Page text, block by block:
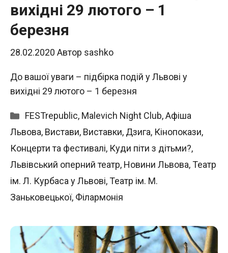
вихідні 29 лютого – 1
березня
28.02.2020 Автор sashko
До вашої уваги – підбірка подій у Львові у
вихідні 29 лютого – 1 березня
Категорії
FESTrepublic, Malevich Night Club,Афіша
Львова, Вистави, Виставки, Дзига, Кінопокази,
Концерти та фестивалі, Куди піти з дітьми?,
Львівський оперний театр, Новини Львова,Театр
ім. Л. Курбаса у Львові,Театр ім. М.
Заньковецької, Філармонія